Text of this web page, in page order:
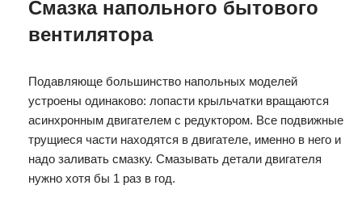
Смазка напольного бытового
вентилятора
Подавляюще большинство напольных моделей
устроены одинаково: лопасти крыльчатки вращаются
асинхронным двигателем с редуктором. Все подвижные
трущиеся части находятся в двигателе, именно в него и
надо заливать смазку. Смазывать детали двигателя
нужно хотя бы 1 раз в год.